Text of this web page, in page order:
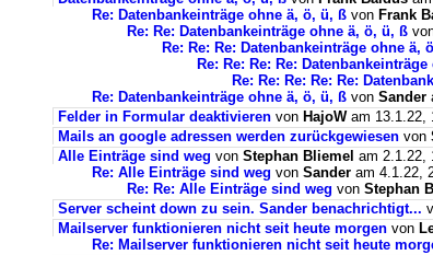
Re: Datenbankeinträge ohne ä, ö, ü, ß von Frank
Re: Re: Datenbankeinträge ohne ä, ö, ü, ß
Re: Re: Re: Datenbankeinträge ohne ä,
Re: Re: Re: Re:
Re: Re: Re: Re: Re:
Re: Datenbankeinträge ohne ä, ö, ü, ß von Sander
Felder in Formular deaktivieren von HajoWam 13.1.22,
Mails an google adressen werden zurückgewiesen von
Alle Einträge sind weg von Stephan Bliemel am 2.1.22,
Re: Alle Einträge sind weg von Sander am 4.1.22,
Re: Re: Alle Einträge sind weg von Stephan
Server scheint down zu sein. Sander benachrichtigt...
Mailserver funktionieren nicht seit heute morgen von
Re: Mailserver funktionieren nicht seit heute